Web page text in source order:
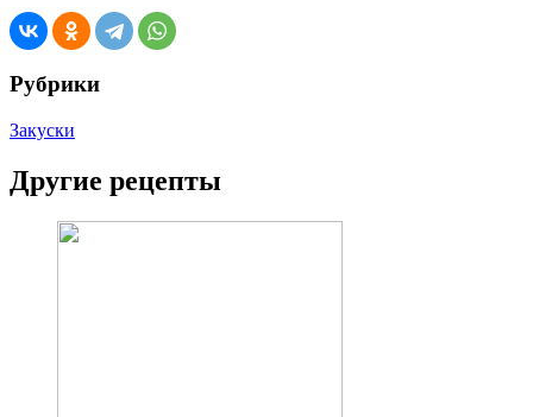
Рубрики
Закуски
Другие рецепты